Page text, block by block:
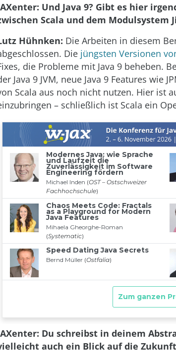
Und Java 9? Gibt es hier
Scala und dem Modulsystem
Hühnken: Die Arbeiten in diesem
Die jüngsten Versionen
die Probleme mit Java 9 beheben.
Java 9 JVM, neue Java 9 Features wie
Scala aus noch nicht nutzen. Hier ist
– schließlich ist Scala ein
Du schreibst in deinem
auch ein Blick auf die